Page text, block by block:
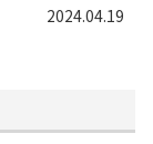
2024.04.19